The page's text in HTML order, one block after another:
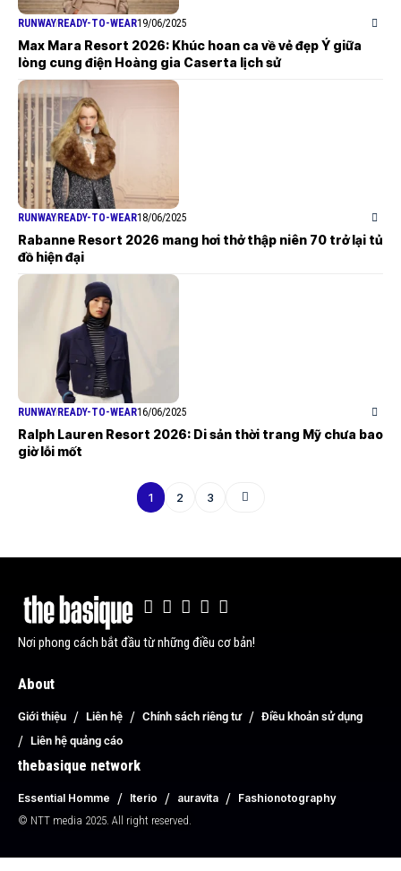
RUNWAYREADY-TO-WEAR19/06/2025
Max Mara Resort 2026: Khúc hoan ca về vẻ đẹp Ý giữa
lòng cung điện Hoàng gia Caserta lịch sử
RUNWAYREADY-TO-WEAR18/06/2025
Rabanne Resort 2026 mang hơi thở thập niên 70 trở lại tủ
đồ hiện đại
RUNWAYREADY-TO-WEAR16/06/2025
Ralph Lauren Resort 2026: Di sản thời trang Mỹ chưa bao
giờ lỗi mốt
1 2 3
Nơi phong cách bắt đầu từ những điều cơ bản!
About
Giới thiệu Liên hệ Chính sách riêng tư
Điều khoản sử dụng
Liên hệ quảng cáo
thebasique network
Essential Homme Iterio auravita
Fashionotography
© NTT media 2025. All right reserved.